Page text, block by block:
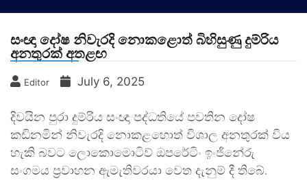
සංඥා දෝෂ නිවැරදි නොකළොත් බිහිසුණු දුම්රිය
අනතුරක් අතළඟ
Editor July 6, 2025
දිවයින පුරා දුම්රිය සංඥා පද්ධතියේ පවතින දෝෂ
කඩිනමින් නිවැරදි නොකළහොත් විශාල අනතුරක් විය
හැකි බවට ලොකොමොටිව් ඔපරේටිං ඉංජිනේරු
සංගමය ප්‍රවාහන ඇමැතිවරයා වෙත දැනුම් දී තිබේ.